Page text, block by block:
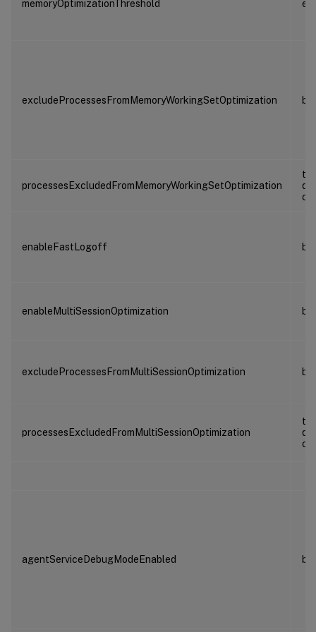
memoryOptimizationThreshold
excludeProcessesFromMemoryWorkingSetOptimization
processesExcludedFromMemoryWorkingSetOptimization
de
enableFastLogoff
enableMultiSessionOptimization
excludeProcessesFromMultiSessionOptimization
processesExcludedFromMultiSessionOptimization
de
agentServiceDebugModeEnabled